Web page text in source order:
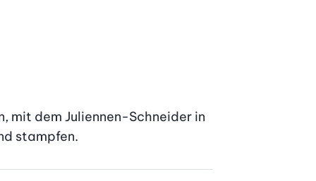
mit dem Juliennen-Schneider in
stampfen.